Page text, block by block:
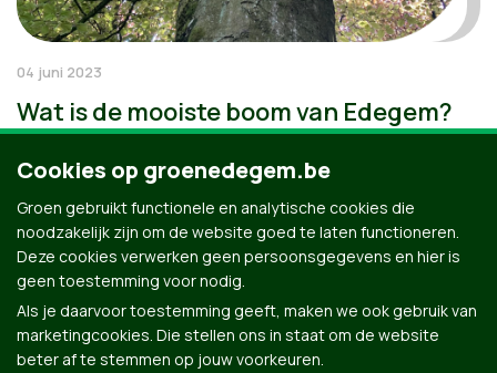
04 juni 2023
Wat is de mooiste boom van Edegem?
Cookies op groenedegem.be
Groen gebruikt functionele en analytische cookies die
noodzakelijk zijn om de website goed te laten functioneren.
Deze cookies verwerken geen persoonsgegevens en hier is
geen toestemming voor nodig.
Als je daarvoor toestemming geeft, maken we ook gebruik van
marketingcookies. Die stellen ons in staat om de website
beter af te stemmen op jouw voorkeuren.